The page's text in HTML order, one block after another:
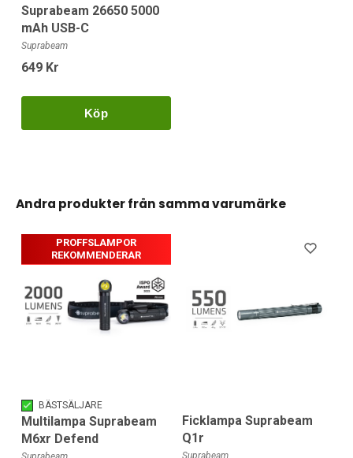
Suprabeam 26650 5000
mAh USB-C
Suprabeam
649 Kr
Köp
Andra produkter från samma varumärke
BÄSTSÄLJARE
PROFFSLAMPOR
REKOMMENDERAR
Multilampa Suprabeam
M6xr Defend
Ficklampa Suprabeam
Q1r